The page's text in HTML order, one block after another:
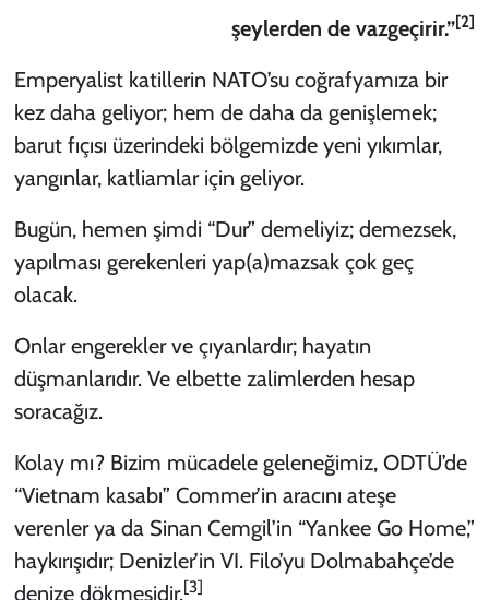
şeylerden de vazgeçirir.”[2]
Emperyalist katillerin NATO’su coğrafyamıza bir
kez daha geliyor; hem de daha da genişlemek;
barut fıçısı üzerindeki bölgemizde yeni yıkımlar,
yangınlar, katliamlar için geliyor.
Bugün, hemen şimdi “Dur” demeliyiz; demezsek,
yapılması gerekenleri yap(a)mazsak çok geç
olacak.
Onlar engerekler ve çıyanlardır; hayatın
düşmanlarıdır. Ve elbette zalimlerden hesap
soracağız.
Kolay mı? Bizim mücadele geleneğimiz, ODTÜ’de
“Vietnam kasabı” Commer’in aracını ateşe
verenler ya da Sinan Cemgil’in “Yankee Go Home,”
haykırışıdır; Denizler’in VI. Filo’yu Dolmabahçe’de
denize dökmesidir.[3]
YAZARLAR